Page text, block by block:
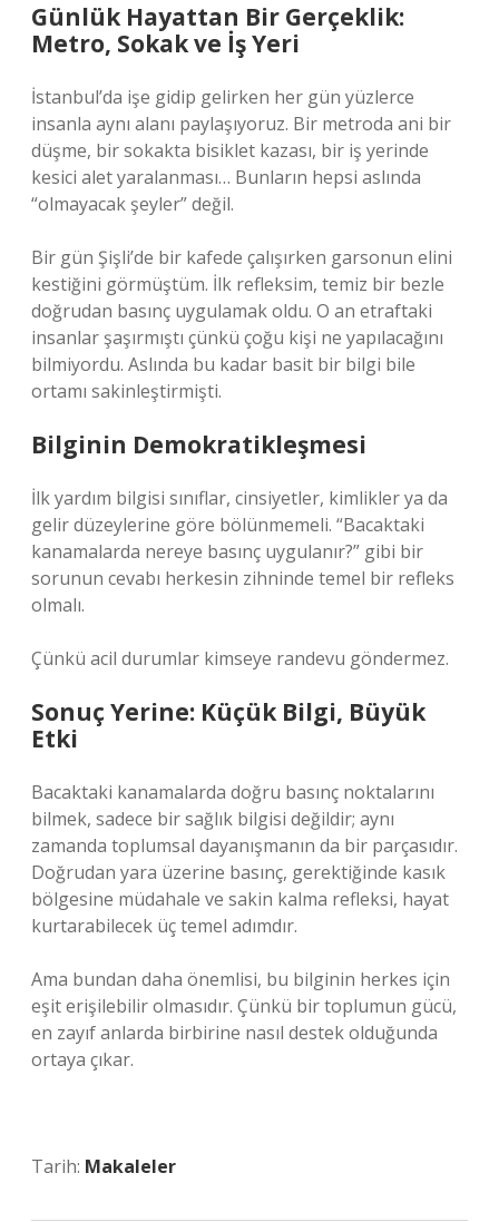
Günlük Hayattan Bir Gerçeklik:
Metro, Sokak ve İş Yeri
İstanbul’da işe gidip gelirken her gün yüzlerce
insanla aynı alanı paylaşıyoruz. Bir metroda ani bir
düşme, bir sokakta bisiklet kazası, bir iş yerinde
kesici alet yaralanması… Bunların hepsi aslında
“olmayacak şeyler” değil.
Bir gün Şişli’de bir kafede çalışırken garsonun elini
kestiğini görmüştüm. İlk refleksim, temiz bir bezle
doğrudan basınç uygulamak oldu. O an etraftaki
insanlar şaşırmıştı çünkü çoğu kişi ne yapılacağını
bilmiyordu. Aslında bu kadar basit bir bilgi bile
ortamı sakinleştirmişti.
Bilginin Demokratikleşmesi
İlk yardım bilgisi sınıflar, cinsiyetler, kimlikler ya da
gelir düzeylerine göre bölünmemeli. “Bacaktaki
kanamalarda nereye basınç uygulanır?” gibi bir
sorunun cevabı herkesin zihninde temel bir refleks
olmalı.
Çünkü acil durumlar kimseye randevu göndermez.
Sonuç Yerine: Küçük Bilgi, Büyük
Etki
Bacaktaki kanamalarda doğru basınç noktalarını
bilmek, sadece bir sağlık bilgisi değildir; aynı
zamanda toplumsal dayanışmanın da bir parçasıdır.
Doğrudan yara üzerine basınç, gerektiğinde kasık
bölgesine müdahale ve sakin kalma refleksi, hayat
kurtarabilecek üç temel adımdır.
Ama bundan daha önemlisi, bu bilginin herkes için
eşit erişilebilir olmasıdır. Çünkü bir toplumun gücü,
en zayıf anlarda birbirine nasıl destek olduğunda
ortaya çıkar.
Tarih: Makaleler